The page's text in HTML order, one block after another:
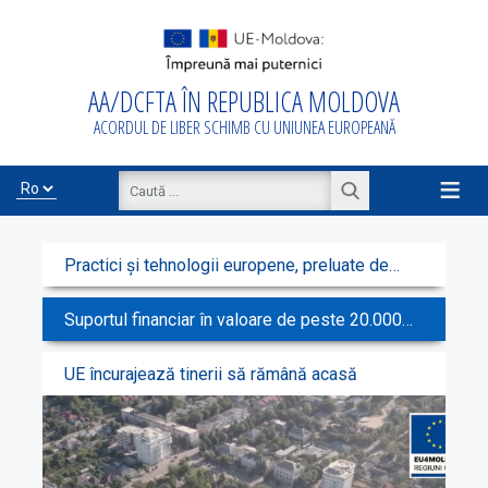
AA/DCFTA ÎN REPUBLICA MOLDOVA
ACORDUL DE LIBER SCHIMB CU UNIUNEA EUROPEANĂ
≡
Export/Import
Proiecte de
asistență
Practici și tehnologii europene, preluate de
agricultorii mold...
Suportul financiar în valoare de peste 20.000
de euro a fost o...
UE încurajează tinerii să rămână acasă